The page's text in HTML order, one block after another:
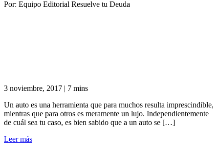
Por: Equipo Editorial Resuelve tu Deuda
3 noviembre, 2017 | 7 mins
Un auto es una herramienta que para muchos resulta imprescindible,
mientras que para otros es meramente un lujo. Independientemente
de cuál sea tu caso, es bien sabido que a un auto se […]
Leer más